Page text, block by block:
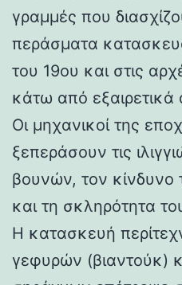
γραμμές που
περάσματα
του 19ου και στις
κάτω από εξαιρετικά
Οι μηχανικοί της
ξεπεράσουν τις
βουνών, τον κίνδυνο
και τη σκληρότητα
Η κατασκευή
γεφυρών (βιαντούκ)